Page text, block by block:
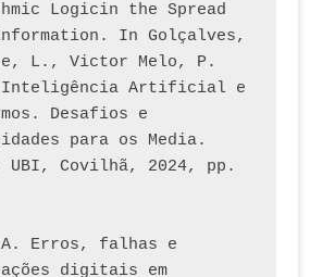
Logicin the Spread
In Golçalves,
L., Victor Melo, P.
Inteligência Artificial e
Desafios e
para os Media.
UBI, Covilhã, 2024, pp.
A. Erros, falhas e
digitais em